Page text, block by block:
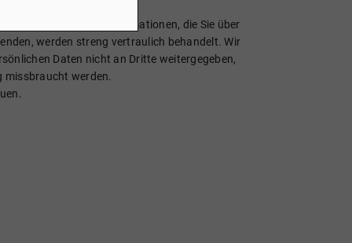
Daten ernst. Alle Informationen, die Sie über
werden streng vertraulich behandelt. Wir
Daten nicht an Dritte weitergegeben,
missbraucht werden.